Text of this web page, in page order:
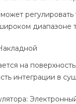
диапазоне
на
интеграции в